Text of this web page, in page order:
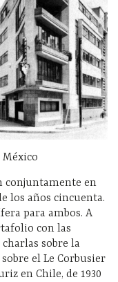
conjuntamente en
los años cincuenta.
para ambos. A
con las
sobre la
el Le Corbusier
en Chile, de 1930